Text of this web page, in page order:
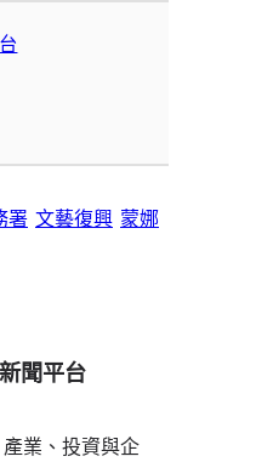
署 文藝復興 蒙娜
聞平台
業、投資與企